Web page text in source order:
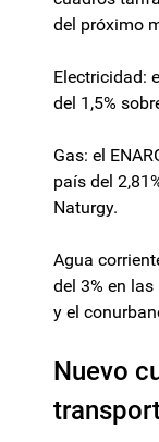
del próximo
Electricidad:
del 1,5%
Gas: el
país del
Naturgy.
Agua
del 3% en
y el
Nuevo